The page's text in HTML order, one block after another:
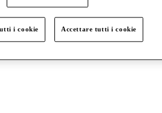
i cookie Accettare tutti i cookie